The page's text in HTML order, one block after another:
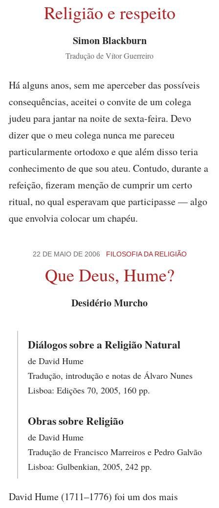
Religião e respeito
Simon Blackburn
Tradução de Vítor Guerreiro
Há alguns anos, sem me aperceber das possíveis
consequências, aceitei o convite de um colega
judeu para jantar na noite de sexta-feira. Devo
dizer que o meu colega nunca me pareceu
particularmente ortodoxo e que além disso teria
conhecimento de que sou ateu. Contudo, durante a
refeição, fizeram menção de cumprir um certo
ritual, no qual esperavam que participasse — algo
que envolvia colocar um chapéu.
22 DE MAIO DE 2006 FILOSOFIA DA RELIGIÃO
Que Deus, Hume?
Desidério Murcho
Diálogos sobre a Religião Natural
de David Hume
Tradução, introdução e notas de Álvaro Nunes
Lisboa: Edições 70, 2005, 160 pp.
Obras sobre Religião
de David Hume
Tradução de Francisco Marreiros e Pedro Galvão
Lisboa: Gulbenkian, 2005, 242 pp.
David Hume (1711–1776) foi um dos mais